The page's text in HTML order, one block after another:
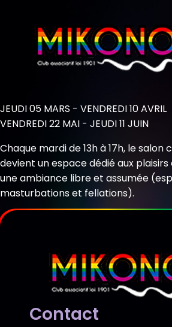
JEUDI 05 MARS - VENDREDI 10 AVRIL
VENDREDI 22 MAI - JEUDI 11 JUIN
Chaque mardi de 13h à 17h, le salon
devient un espace dédié aux
une ambiance libre et assumée
masturbations et fellations).
Contact